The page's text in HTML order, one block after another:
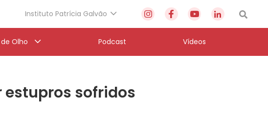
Instituto Patrícia Galvão
Olho Podcast Vídeos
estupros sofridos